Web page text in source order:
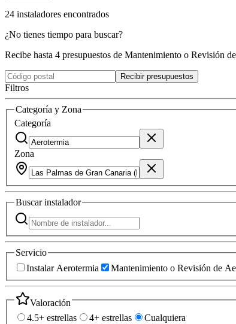
24 instaladores encontrados
¿No tienes tiempo para buscar?
Recibe hasta 4 presupuestos de Mantenimiento o Revisión
Recibir presupuestos
Filtros
Categoría y Zona
Categoría
Zona
Buscarinstalador
Servicio
Instalar Aerotermia
Mantenimiento o Revisión de
Valoración
4.5+ estrellas
4+ estrellas Cualquiera